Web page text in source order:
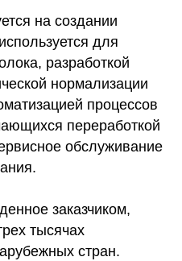
на создании
для
разработкой
нормализации
процессов
переработкой
обслуживание
заказчиком,
тысячах
стран.